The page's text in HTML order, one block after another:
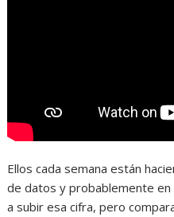
Ellos cada semana están
de datos y probablemente
a subir esa cifra, pero